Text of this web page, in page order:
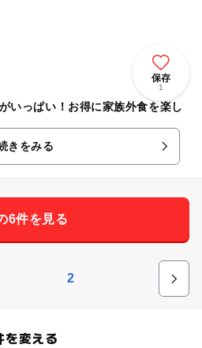
保存
1
いっぱい！お得に家族外食を楽し
きをみる
6件を見る
2
を変える